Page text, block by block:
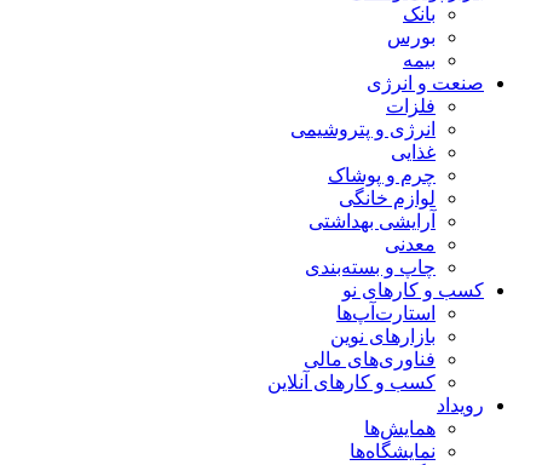
بانک
بورس
بیمه
صنعت و انرژی
فلزات
انرژی و پتروشیمی
غذایی
چرم و پوشاک
لوازم خانگی
آرایشی بهداشتی
معدنی
چاپ و بسته‌بندی
کسب و کارهای نو
استارت‌آپ‌ها
بازارهای نوین
فناوری‌های مالی
کسب و کارهای آنلاین
رویداد
همایش‌ها
نمایشگاه‌ها